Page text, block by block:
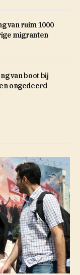
van ruim 1000
migranten
van boot bij
ongedeerd